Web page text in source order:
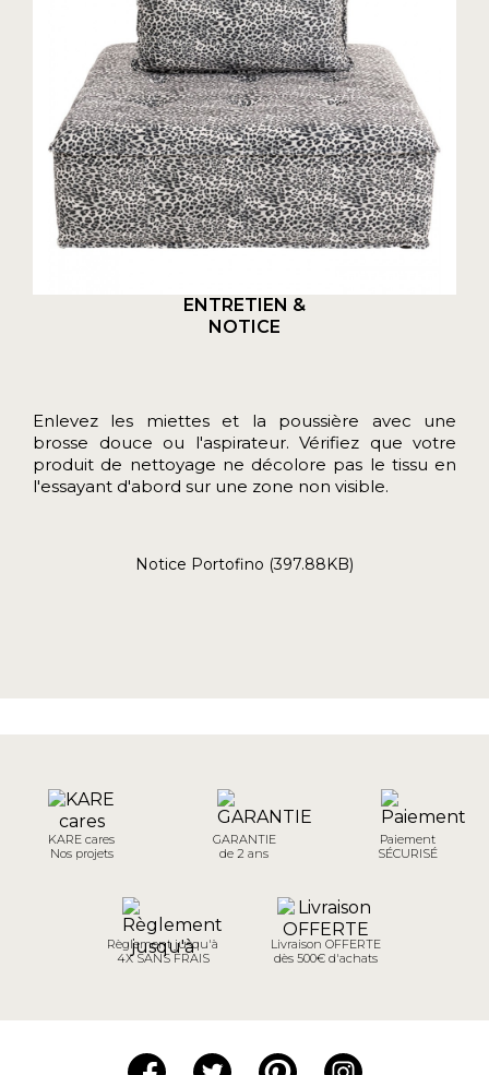
ENTRETIEN &
NOTICE
Enlevez les miettes et la poussière avec une
brosse douce ou l'aspirateur. Vérifiez que votre
produit de nettoyage ne décolore pas le tissu en
l'essayant d'abord sur une zone non visible.
Notice Portofino (397.88KB)
KARE cares
Nos projets
GARANTIE
de 2 ans
Paiement
SÉCURISÉ
Règlement jusqu'à
4X SANS FRAIS
Livraison OFFERTE
dès 500€ d'achats